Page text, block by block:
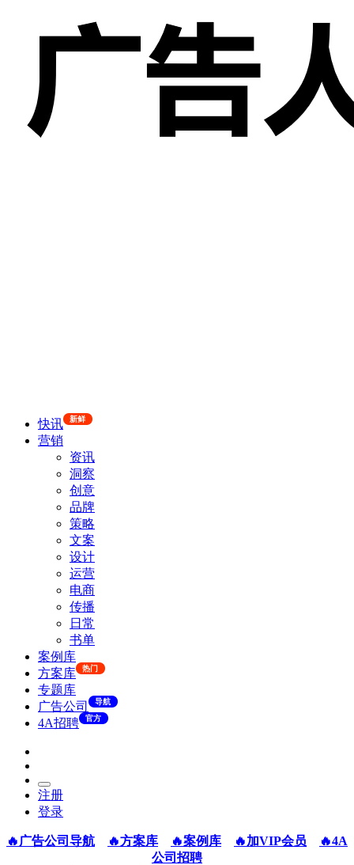
快讯 新鲜
营销
资讯
洞察
创意
品牌
策略
文案
设计
运营
电商
传播
日常
书单
案例库
方案库
热门
专题库
广告公司
导航
4A招聘 官方
注册
登录
🔥广告公司导航 🔥方案库 🔥案例库 🔥加VIP会员
🔥4A
公司招聘